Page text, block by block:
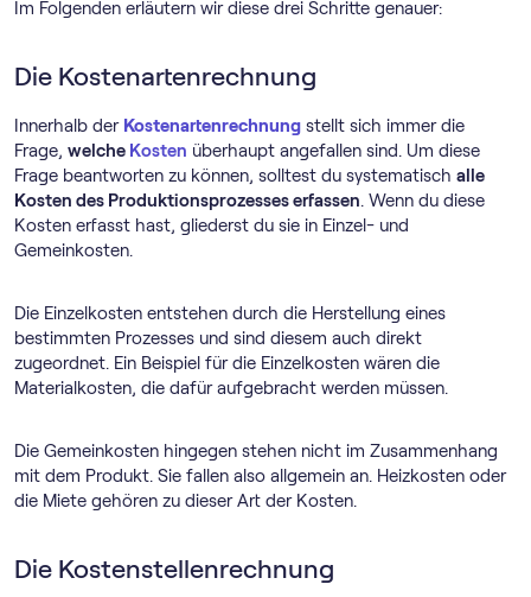
Im Folgenden erläutern wir diese drei Schritte genauer:
Die Kostenartenrechnung
Innerhalb der Kostenartenrechnung stellt sich immer die
Frage, welche Kosten überhaupt angefallen sind. Um diese
Frage beantworten zu können, solltest du systematisch alle
Kosten des Produktionsprozesses erfassen. Wenn du diese
Kosten erfasst hast, gliederst du sie in Einzel- und
Gemeinkosten.
Die Einzelkosten entstehen durch die Herstellung eines
bestimmten Prozesses und sind diesem auch direkt
zugeordnet. Ein Beispiel für die Einzelkosten wären die
Materialkosten, die dafür aufgebracht werden müssen.
Die Gemeinkosten hingegen stehen nicht im Zusammenhang
mit dem Produkt. Sie fallen also allgemein an. Heizkosten oder
die Miete gehören zu dieser Art der Kosten.
Die Kostenstellenrechnung